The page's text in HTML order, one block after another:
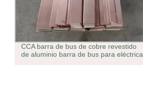
CCA barra de bus de cobre revestido
de aluminio barra de bus para eléctrica